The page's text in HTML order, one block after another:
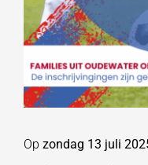
Op zondag 13 juli